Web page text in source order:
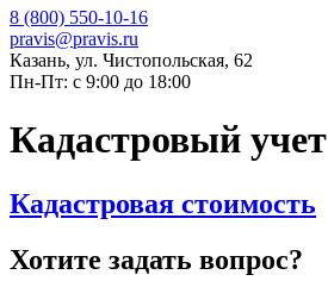
8 (800) 550-10-16
pravis@pravis.ru
Казань, ул. Чистопольская, 62
Пн-Пт: с 9:00 до 18:00
Кадастровый учет
Кадастровая стоимость
Хотите задать вопрос?